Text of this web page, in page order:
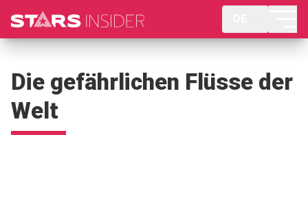
Die gefährlichen Flüsse der
Welt